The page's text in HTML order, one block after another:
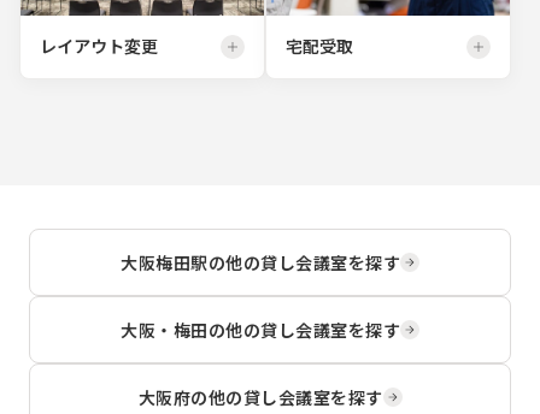
レイアウト変更 宅配受取
大阪梅田駅の他の貸し会議室を探す
大阪・梅田の他の貸し会議室を探す
大阪府の他の貸し会議室を探す